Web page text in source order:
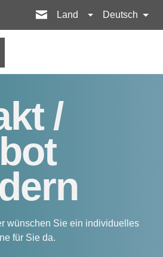
Land Deutsch
/
wünschen Sie ein individuelles
für Sie da.